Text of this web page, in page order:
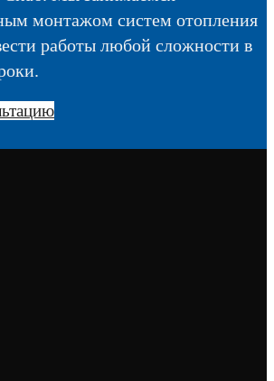
монтажом систем отопления
работы любой сложности в